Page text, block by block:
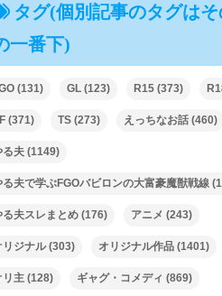
タグ(個別記事のタグは
一番下)
(131) GL (123) R15 (373)
(371) TS (273) えっちなお話 (460)
る夫 (1149)
る夫で学ぶFGOバビロンの大富豪魔獣戦線
る夫スレまとめ (176) アニメ (243)
リジナル(303) オリジナル作品 (1401)
リ主 (128) ギャグ・コメディ (869)